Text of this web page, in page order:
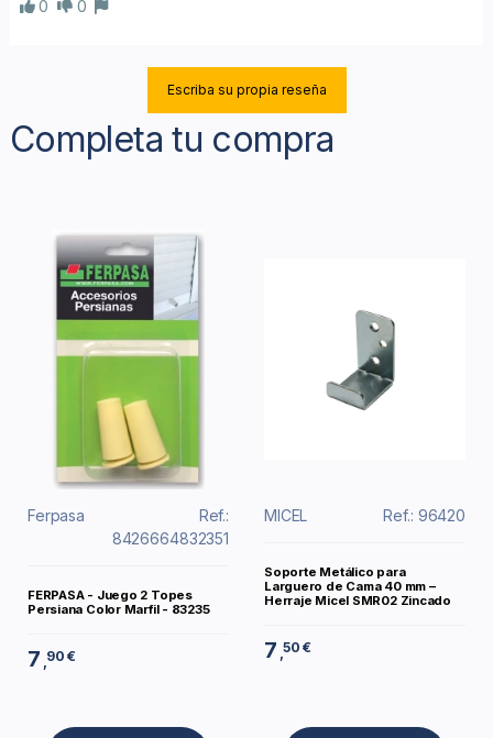
0
0
Escriba su propia reseña
Completa tu compra
Ferpasa
Ref.:
8426664832351
FERPASA - Juego 2 Topes
Persiana Color Marfil - 83235
7 ,90 €
MICEL Ref.: 96420
Soporte Metálico para
Larguero de Cama 40 mm –
Herraje Micel SMR02 Zincado
7 ,50 €